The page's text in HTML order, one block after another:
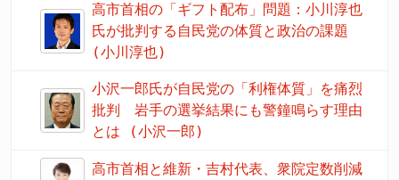
高市首相の「ギフト配布」問題：小川淳也
氏が批判する自民党の体質と政治の課題
(小川淳也)
小沢一郎氏が自民党の「利権体質」を痛烈
批判 岩手の選挙結果にも警鐘鳴らす理由
とは (小沢一郎)
高市首相と維新・吉村代表、衆院定数削減